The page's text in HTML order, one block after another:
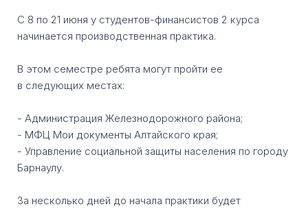
С 8 по 21 июня у студентов-финансистов 2 курса
начинается производственная практика.
В этом семестре ребята могут пройти ее
в следующих местах:
- Администрация Железнодорожного района;
- МФЦ Мои документы Алтайского края;
- Управление социальной защиты населения по городу
Барнаулу.
За несколько дней до начала практики будет